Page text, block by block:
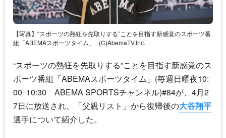
【写真】“スポーツの熱狂を先取りする”ことを目指す新感覚のスポーツ番
組「ABEMAスポーツタイム」
(C)AbemaTV,Inc.
“スポーツの熱狂を先取りする”ことを目指す新感覚のス
ポーツ番組「ABEMAスポーツタイム」(毎週日曜夜10:
00ｰ10:30 ABEMA SPORTSチャンネル)#84が、4月2
7日に放送され、「父親リスト」から復帰後の大谷翔平
選手について紹介した。